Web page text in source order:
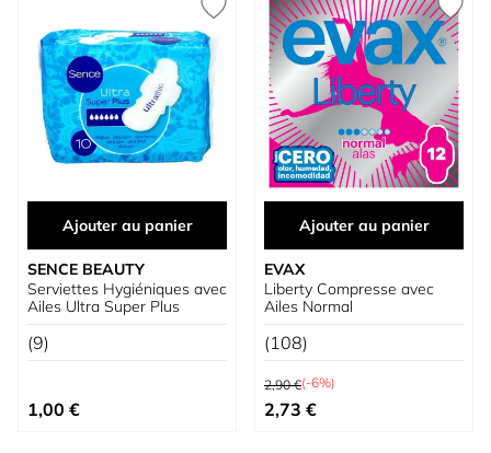
Ajouter au panier
SENCE BEAUTY
Serviettes Hygiéniques avec
Ailes Ultra Super Plus
(9)
1,00 €
Ajouter au panier
EVAX
Liberty Compresse avec
Ailes Normal
(108)
Prix normal
2,90 €(-6%)
Prix spécial
2,73 €